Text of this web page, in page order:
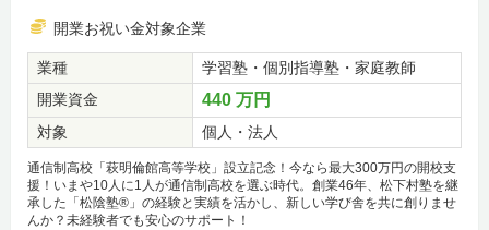
開業お祝い金対象企業
業種
学習塾・個別指導塾・家庭教師
開業資金
440 万円
対象 個人・法人
通信制高校「萩明倫館高等学校」設立記念！今なら最大300万円の開校支
援！いまや10人に1人が通信制高校を選ぶ時代。創業46年、松下村塾を継
承した「松陰塾®」の経験と実績を活かし、新しい学び舎を共に創りませ
んか？未経験者でも安心のサポート！